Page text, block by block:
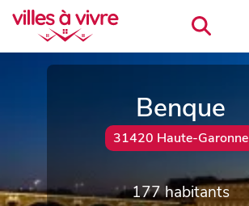
Benque
31420 Haute-Garonne
177 habitants